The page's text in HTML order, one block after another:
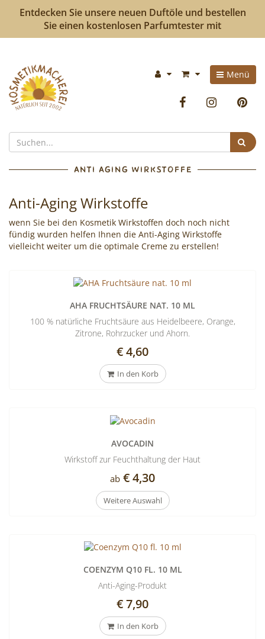
Entdecken Sie unsere neuen Duftöle und bestellen
Sie einen kostenlosen Parfumtester mit
Kosmetikmacherei
-
selbermachen
ist
so
einfach
wie
bunte
Cocktails
mixen!
Im
Menü
Facebook
ANTI AGING WIRKSTOFFE
Anti-Aging Wirkstoffe
wenn Sie bei den Kosmetik Wirkstoffen doch noch nicht
fündig wurden helfen Ihnen die Anti-Aging Wirkstoffe
vielleicht weiter um die optimale Creme zu erstellen!
AHA FRUCHTSÄURE NAT. 10 ML
100 % natürliche Fruchtsäure aus Heidelbeere, Orange,
Zitrone, Rohrzucker und Ahorn.
€ 4,60
In den Korb
AVOCADIN
Wirkstoff zur Feuchthaltung der Haut
ab € 4,30
Weitere Auswahl
COENZYM Q10 FL. 10 ML
Anti-Aging-Produkt
€ 7,90
In den Korb